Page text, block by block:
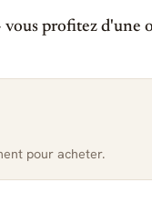
vous profitez d'une
pour acheter.